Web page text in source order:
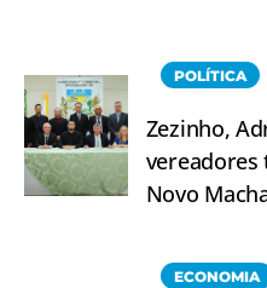
POLÍTICA
Zezinho,
vereadores
Novo
ECONOMIA